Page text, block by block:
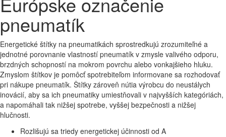
pneumatík
Energetické štítky na pneumatikách sprostredkujú zrozumiteľné a
jednotné porovnanie vlastností pneumatík v zmysle valivého odporu,
brzdných schopností na mokrom povrchu alebo vonkajšieho hluku.
Zmyslom štítkov je pomôcť spotrebiteľom informovane sa rozhodovať
pri nákupe pneumatík. Štítky zároveň nútia výrobcu do neustálych
inovácií, aby sa ich pneumatiky umiestňovali v najvyšších kategóriách,
a napomáhali tak nižšej spotrebe, vyššej bezpečnosti a nižšej
hlučnosti.
Rozlišujú sa triedy energetickej účinnosti od A